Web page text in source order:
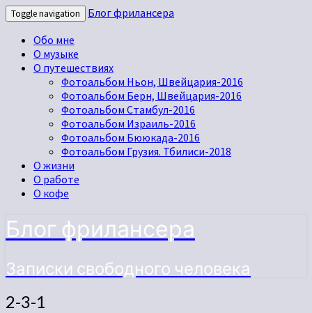
Toggle navigation
Блог фрилансера
Обо мне
О музыке
О путешествиях
Фотоальбом Ньон, Швейцария-2016
Фотоальбом Берн, Швейцария-2016
Фотоальбом Стамбул-2016
Фотоальбом Израиль-2016
Фотоальбом Бююкада-2016
Фотоальбом Грузия. Тбилиси-2018
О жизни
О работе
О кофе
Блог фрилансера
Записки свободного человека
2-3-1